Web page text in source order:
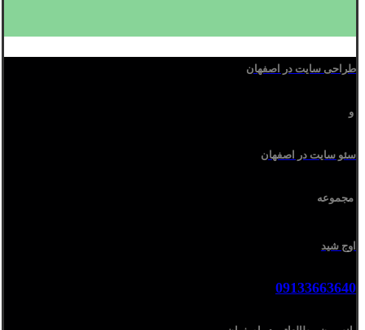
طراحی سایت در اصفهان
و
سئو سایت در اصفهان
مجموعه
اوج شید
09133663640